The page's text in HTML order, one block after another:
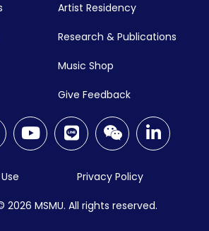
Artist Residency
Research & Publications
Music Shop
Give Feedback
2026 MSMU. All rights reserved.
Privacy Policy